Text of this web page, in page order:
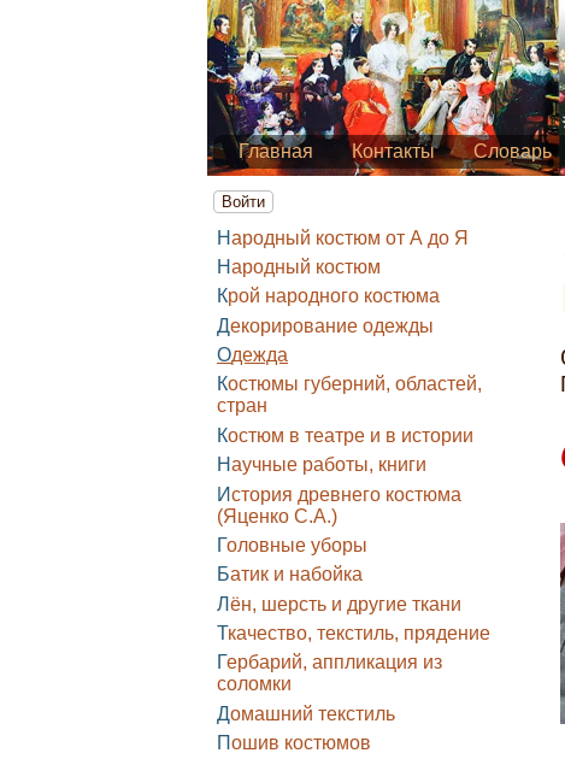
Главная Контакты Словарь
Войти
Народный костюм от А до Я
Народный костюм
Крой народного костюма
Декорирование одежды
Одежда
Костюмы губерний, областей,
стран
Костюм в театре и в истории
Научные работы, книги
История древнего костюма
(Яценко С.А.)
Головные уборы
Батик и набойка
Лён, шерсть и другие ткани
Ткачество, текстиль, прядение
Гербарий, аппликация из
соломки
Домашний текстиль
Пошив костюмов